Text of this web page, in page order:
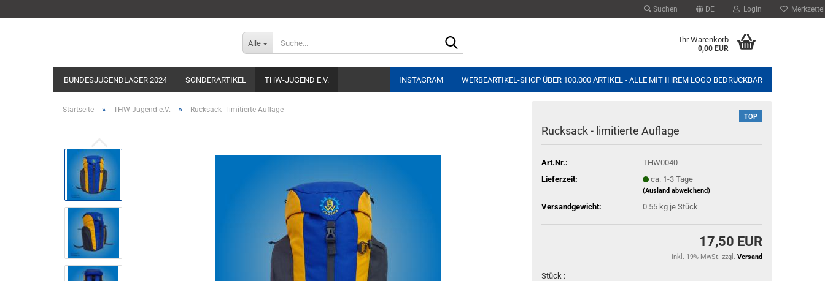
Suchen DE Login Merkzettel
Alle Ihr Warenkorb
0,00 EUR
BUNDESJUGENDLAGER 2024 SONDERARTIKEL THW-JUGEND E.V. INSTAGRAM WERBEARTIKEL-SHOP ÜBER 100.000 ARTIKEL - ALLE MIT IHREM LOGO BEDRUCKBAR
Startseite » THW-Jugend e.V. » Rucksack - limitierte Auflage
TOP
Ruck­sack - li­mi­tier­te Auf­la­ge
Art.Nr.:
THW0040
Lieferzeit:
ca. 1-3 Tage
(Ausland abweichend)
Versandgewicht: 0.55 kg je Stück
17,50 EUR
inkl. 19% MwSt. zzgl. Versand
Stück :